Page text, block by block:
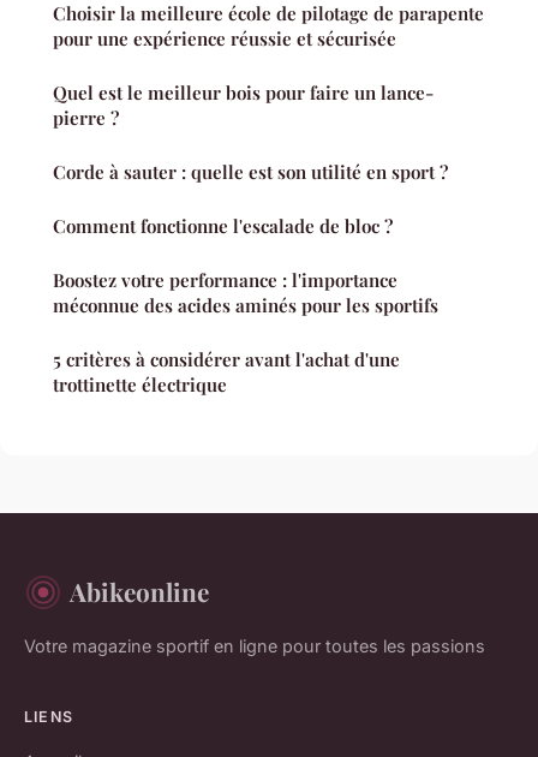
Choisir la meilleure école de pilotage de parapente
pour une expérience réussie et sécurisée
Quel est le meilleur bois pour faire un lance-
pierre ?
Corde à sauter : quelle est son utilité en sport ?
Comment fonctionne l'escalade de bloc ?
Boostez votre performance : l'importance
méconnue des acides aminés pour les sportifs
5 critères à considérer avant l'achat d'une
trottinette électrique
Abikeonline
Votre magazine sportif en ligne pour toutes les passions
LIENS